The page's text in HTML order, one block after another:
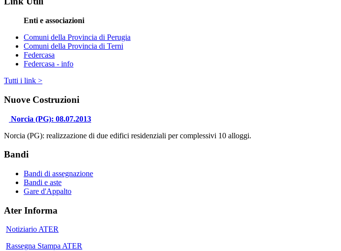
Enti e associazioni
Comuni della Provincia di Perugia
Comuni della Provincia di Terni
Federcasa
Federcasa - info
Tutti i link >
Nuove Costruzioni
Norcia (PG): 08.07.2013
Norcia (PG): realizzazione di due edifici residenziali per complessivi 10 alloggi.
Bandi
Bandi di assegnazione
Bandi e aste
Gare d'Appalto
Ater Informa
Notiziario ATER
Rassegna Stampa ATER